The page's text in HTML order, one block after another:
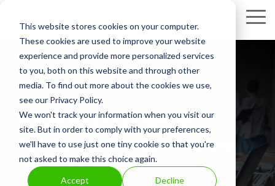
This website stores cookies on your computer.
These cookies are used to improve your website
experience and provide more personalized services
to you, both on this website and through other
media. To find out more about the cookies we use,
see our Privacy Policy.
We won't track your information when you visit our
site. But in order to comply with your preferences,
we'll have to use just one tiny cookie so that you're
not asked to make this choice again.
Accept Decline
content.
Avoimet työpaikat
ParkManin avoimet paikat löytyvät
tältä sivulta